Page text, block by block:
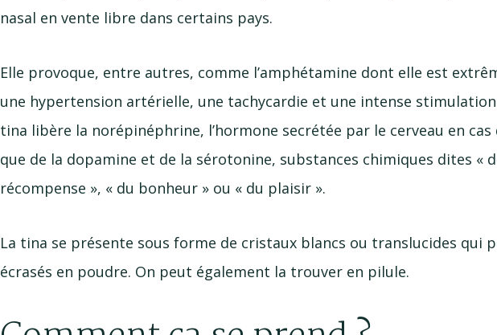
nasal en vente libre dans certains pays.
Elle provoque, entre autres, comme l’amphétamine dont elle est
une hypertension artérielle, une tachycardie et une intense
tina libère la norépinéphrine, l’hormone secrétée par le cerveau en cas
que de la dopamine et de la sérotonine, substances chimiques dites «
récompense », « du bonheur » ou « du plaisir ».
La tina se présente sous forme de cristaux blancs ou translucides qui
écrasés en poudre. On peut également la trouver en pilule.